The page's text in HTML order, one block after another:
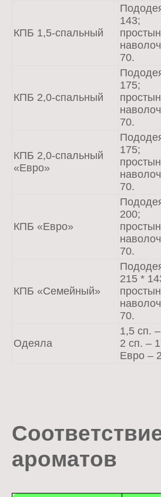
КПБ 1,5-спальный
143;
70.
КПБ 2,0-спальный
175;
70.
КПБ 2,0-спальный
«Евро»
175;
70.
КПБ «Евро»
200;
70.
КПБ «Семейный»
215 *
70.
Одеяла
1,5 сп.
2 сп. –
Евро –
ароматов